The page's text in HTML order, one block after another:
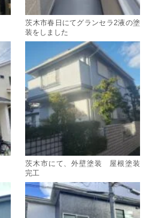
茨木市春日にてグランセラ2液の塗
装をしました
茨木市にて、外壁塗装 屋根塗装
完工